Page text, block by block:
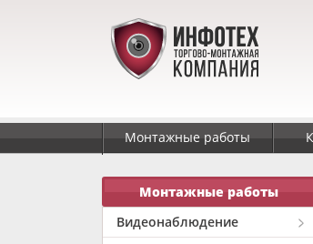
Монтажные работы
Монтажные работы
Видеонаблюдение